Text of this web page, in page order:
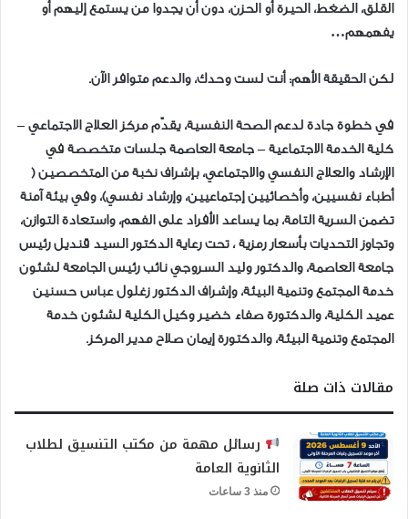
القلق، الضغط، الحيرة أو الحزن، دون أن يجدوا من يستمع إليهم أو
يفهمهم…
لكن الحقيقة الأهم: أنت لست وحدك، والدعم متوافر الآن.
في خطوة جادة لدعم الصحة النفسية، يقدّم مركز العلاج الاجتماعي –
كلية الخدمة الاجتماعية – جامعة العاصمة جلسات متخصصة في
الإرشاد والعلاج النفسي والاجتماعي، بإشراف نخبة من المتخصصين (
أطباء نفسيين، وأخصائيين إجتماعيين، وإرشاد نفسي)، وفي بيئة آمنة
تضمن السرية التامة، بما يساعد الأفراد على الفهم، واستعادة التوازن،
وتجاوز التحديات بأسعار رمزية ، تحت رعاية الدكتور السيد قنديل رئيس
جامعة العاصمة، والدكتور وليد السروجي نائب رئيس الجامعة لشئون
خدمة المجتمع وتنمية البيئة، وإشراف الدكتور زغلول عباس حسنين
عميد الكلية، والدكتورة صفاء خضير وكيل الكلية لشئون خدمة
المجتمع وتنمية البيئة، والدكتورة إيمان صلاح مدير المركز.
مقالات ذات صلة
رسائل مهمة من مكتب التنسيق لطلاب
الثانوية العامة
منذ 3 ساعات